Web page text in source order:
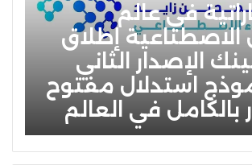
في عالم
الاصطناعية إطلاق
الإصدار الثاني
استدلال مفتوح
بالكامل في العالم